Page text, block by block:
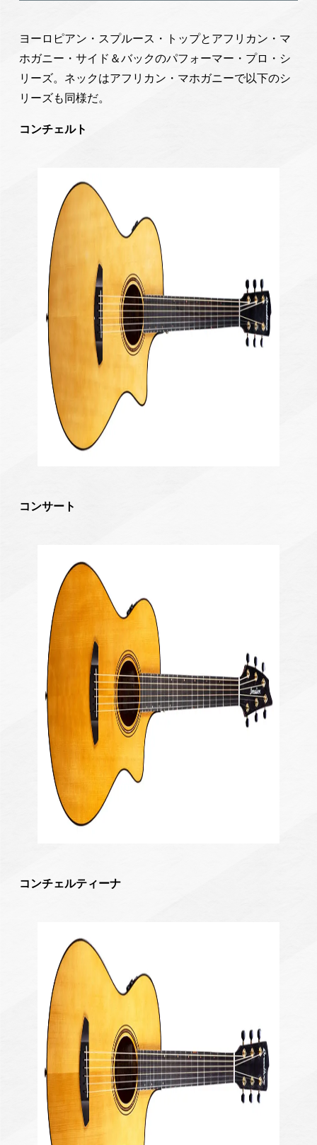
ヨーロピアン・スプルース・トップとアフリカン・マ
ホガニー・サイド＆バックのパフォーマー・プロ・シ
リーズ。ネックはアフリカン・マホガニーで以下のシ
リーズも同様だ。
コンチェルト
コンサート
コンチェルティーナ